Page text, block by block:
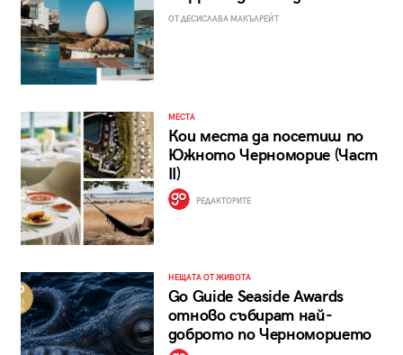
ОТ ДЕСИСЛАВА МАКЪЛРЕЙТ
МЕСТА
Кои места да посетиш по
Южното Черноморие (Част
II)
РЕДАКТОРИТЕ
НЕЩАТА ОТ ЖИВОТА
Go Guide Seaside Awards
отново събират най-
доброто по Черноморието